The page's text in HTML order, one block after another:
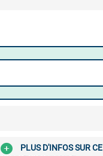
PLUS D'INFOS SUR CE